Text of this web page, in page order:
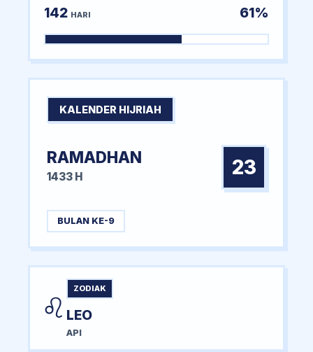
142 HARI 61%
KALENDER HIJRIAH
RAMADHAN
1433 H 23
BULAN KE-9
♌
ZODIAK
LEO
API